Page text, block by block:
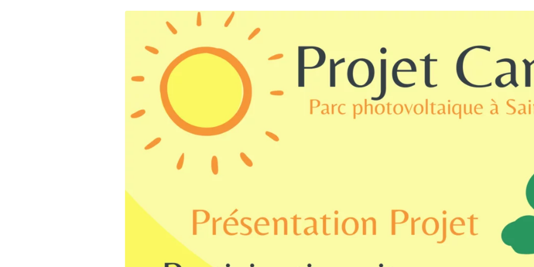
DÉCOUVRIR
Énergie Partagée accompagne les initiatives
de production d'énergie renouvelable qui
associent les habitants et acteurs de leur
territoire.
Chaque mois,